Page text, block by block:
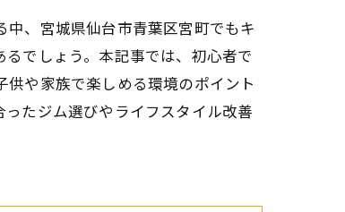
、宮城県仙台市青葉区宮町でもキ
でしょう。本記事では、初心者で
や家族で楽しめる環境のポイント
たジム選びやライフスタイル改善